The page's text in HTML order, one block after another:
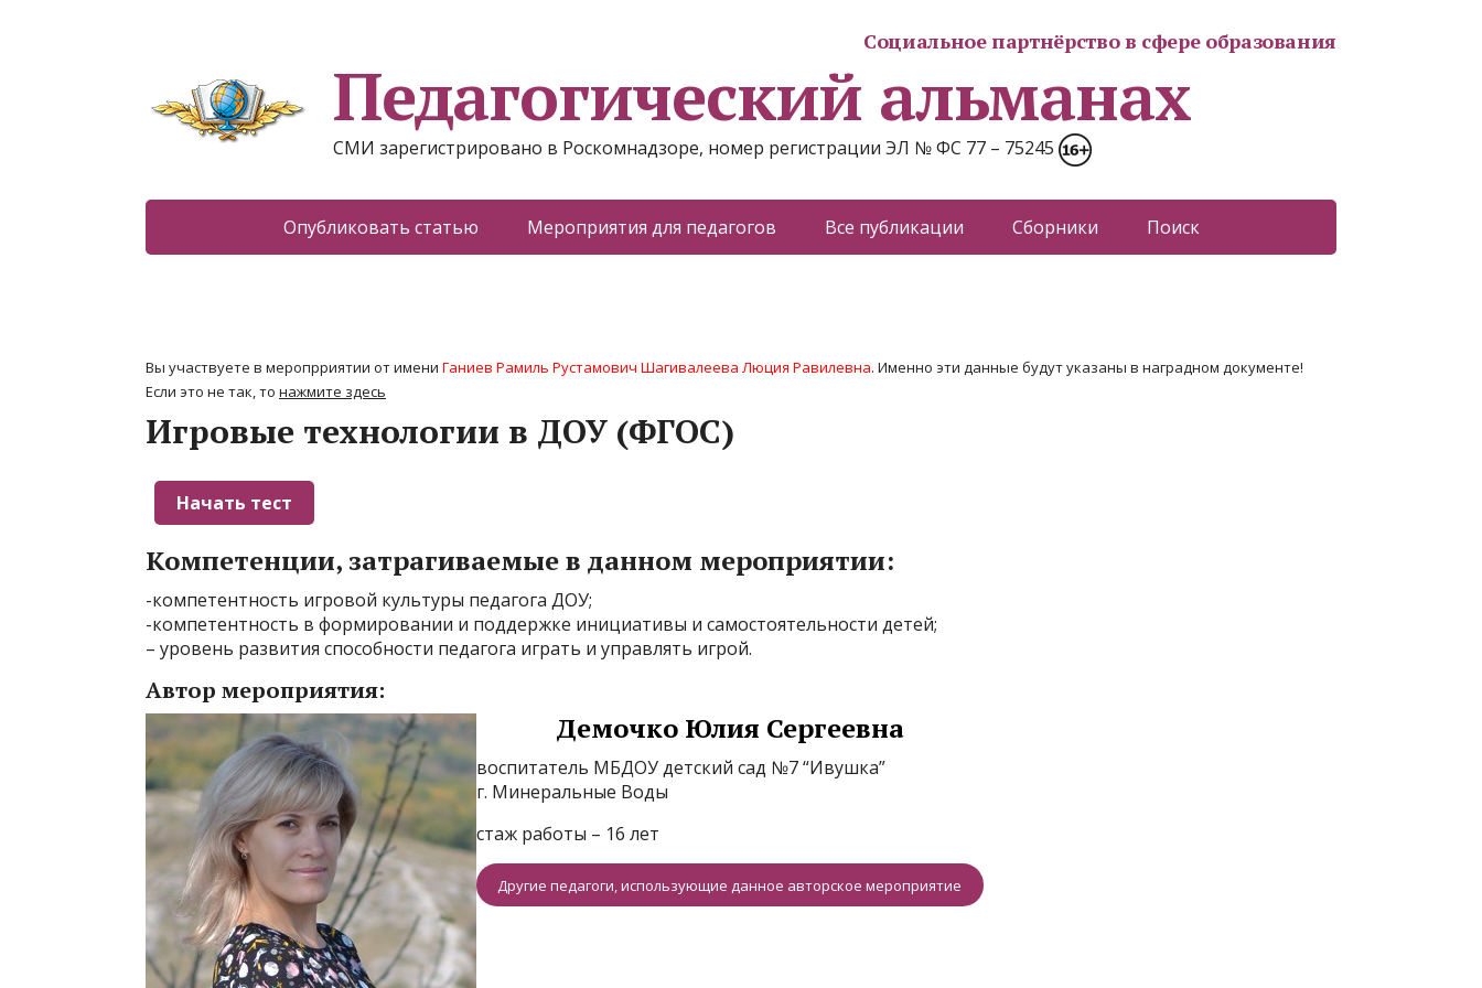
Социальное партнёрство в сфере образования
Педагогический альманах
СМИ зарегистрировано в Роскомнадзоре, номер регистрации ЭЛ № ФС 77 – 75245
Опубликовать статью Мероприятия для педагогов Все публикации Сборники Поиск
Вы участвуете в меропрриятии от имени Ганиев Рамиль Рустамович Шагивалеева Люция Равилевна. Именно эти данные будут указаны в наградном документе!
Если это не так, то нажмите здесь
Игровые технологии в ДОУ (ФГОС)
Компетенции, затрагиваемые в данном мероприятии:
-компетентность игровой культуры педагога ДОУ;
-компетентность в формировании и поддержке инициативы и самостоятельности детей;
– уровень развития способности педагога играть и управлять игрой.
Автор мероприятия:
Демочко Юлия Сергеевна
воспитатель МБДОУ детский сад №7 “Ивушка”
г. Минеральные Воды
стаж работы – 16 лет
Другие педагоги, использующие данное авторское мероприятие